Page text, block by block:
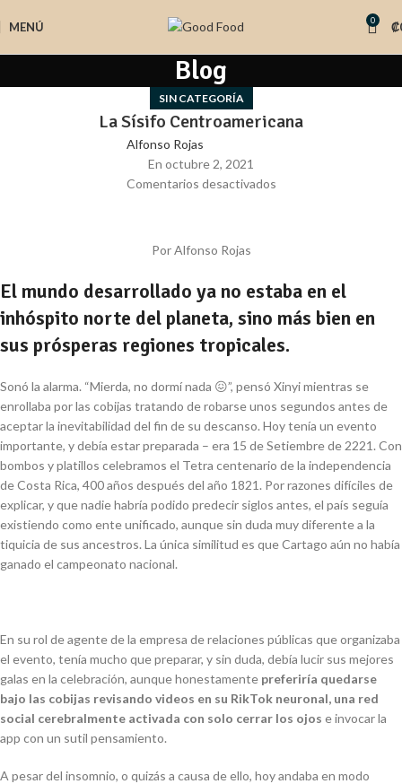
MENÚ 0 ₡
Blog
SIN CATEGORÍA
La Sísifo Centroamericana
Alfonso Rojas
En octubre 2, 2021
Comentarios desactivados
Por Alfonso Rojas
El mundo desarrollado ya no estaba en el
inhóspito norte del planeta, sino más bien en
sus prósperas regiones tropicales.
Sonó la alarma. “Mierda, no dormí nada 😖”, pensó Xinyi mientras se
enrollaba por las cobijas tratando de robarse unos segundos antes de
aceptar la inevitabilidad del fin de su descanso. Hoy tenía un evento
importante, y debía estar preparada – era 15 de Setiembre de 2221. Con
bombos y platillos celebramos el Tetra centenario de la independencia
de Costa Rica, 400 años después del año 1821. Por razones difíciles de
explicar, y que nadie habría podido predecir siglos antes, el país seguía
existiendo como ente unificado, aunque sin duda muy diferente a la
tiquicia de sus ancestros. La única similitud es que Cartago aún no había
ganado el campeonato nacional.
En su rol de agente de la empresa de relaciones públicas que organizaba
el evento, tenía mucho que preparar, y sin duda, debía lucir sus mejores
galas en la celebración, aunque honestamente preferiría quedarse
bajo las cobijas revisando videos en su RikTok neuronal, una red
social cerebralmente activada con solo cerrar los ojos e invocar la
app con un sutil pensamiento.
A pesar del insomnio, o quizás a causa de ello, hoy andaba en modo